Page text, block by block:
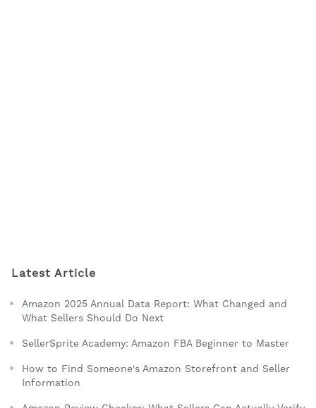
Latest Article
Amazon 2025 Annual Data Report: What Changed and
What Sellers Should Do Next
SellerSprite Academy: Amazon FBA Beginner to Master
How to Find Someone's Amazon Storefront and Seller
Information